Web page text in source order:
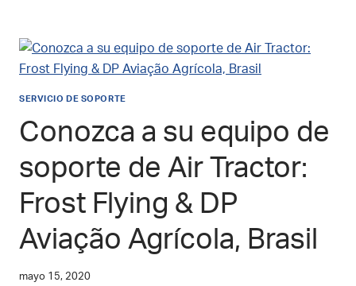
DE
REMOÇÃO
SERVIÇO
FILTRO
AR
TRACTOR
XFLOW
SERVICIO DE SOPORTE
Conozca a su equipo de
soporte de Air Tractor:
Frost Flying & DP
Aviação Agrícola, Brasil
mayo 15, 2020